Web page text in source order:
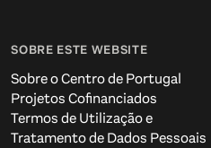
SOBRE ESTE WEBSITE
Sobre o Centro de Portugal
Projetos Cofinanciados
Termos de Utilização e
Tratamento de Dados Pessoais